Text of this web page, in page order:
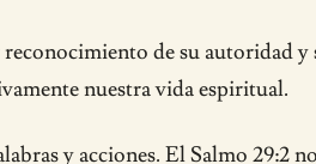
reconocimiento de su
nuestra vida espiritual.
y acciones. El Salmo 29:2